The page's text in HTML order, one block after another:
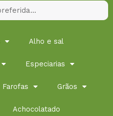
Alho e sal
Especiarias
Farofas Grãos
Achocolatado